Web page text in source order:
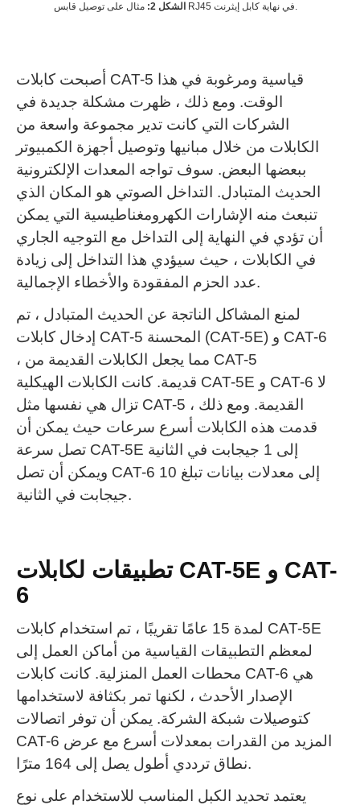
الشكل 2:
أصبحت كابلات CAT-5 قياسية ومرغوبة في هذا
الوقت. ومع ذلك ، ظهرت مشكلة جديدة في
الشركات التي كانت تدير مجموعة واسعة من
الكابلات من خلال مبانيها وتوصيل أجهزة الكمبيوتر
ببعضها البعض. سوف تواجه المعدات الإلكترونية
الحديث المتبادل.
التداخل الصوتي هو المكان الذي
تنبعث منه الإشارات الكهرومغناطيسية التي يمكن
أن تؤدي في النهاية إلى التداخل مع التوجيه الجاري
في الكابلات ، حيث سيؤدي هذا التداخل إلى زيادة
عدد الحزم المفقودة والأخطاء الإجمالية.
لمنع المشاكل الناتجة عن الحديث المتبادل ، تم
إدخال كابلات CAT-5 المحسنة (CAT-5E) و CAT-6
، مما يجعل الكابلات القديمة من CAT-5
قديمة. كانت الكابلات الهيكلية CAT-5E و CAT-6 لا
تزال هي نفسها مثل CAT-5 القديمة. ومع ذلك ،
قدمت هذه الكابلات أسرع سرعات حيث يمكن أن
تصل سرعة CAT-5E إلى 1 جيجابت في الثانية
ويمكن أن تصل CAT-6 إلى معدلات بيانات تبلغ 10
جيجابت في الثانية.
تطبيقات لكابلات CAT-5E و CAT-
6
لمدة 15 عامًا تقريبًا ، تم استخدام كابلات CAT-5E
لمعظم التطبيقات القياسية من أماكن العمل إلى
محطات العمل المنزلية. كانت كابلات CAT-6 هي
الإصدار الأحدث ، لكنها تمر بكثافة لاستخدامها
كتوصيلات شبكة الشركة. يمكن أن توفر اتصالات
CAT-6 المزيد من القدرات بمعدلات أسرع مع عرض
نطاق ترددي أطول يصل إلى 164 مترًا.
يعتمد تحديد الكبل المناسب للاستخدام على نوع